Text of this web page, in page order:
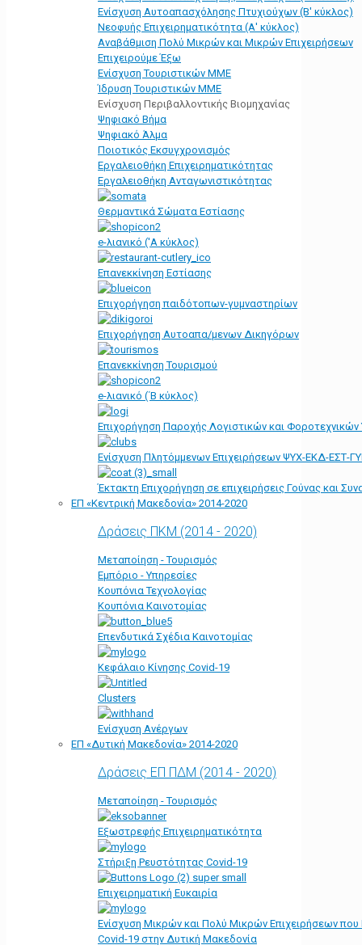
Ενίσχυση Αυτοαπασχόλησης Πτυχιούχων (Β' κύκλος)
Νεοφυής Επιχειρηματικότητα (Α' κύκλος)
Αναβάθμιση Πολύ Μικρών και Μικρών Επιχειρήσεων
Επιχειρούμε Έξω
Ενίσχυση Τουριστικών ΜΜΕ
Ίδρυση Τουριστικών ΜΜΕ
Ενίσχυση Περιβαλλοντικής Βιομηχανίας
Ψηφιακό Βήμα
Ψηφιακό Άλμα
Ποιοτικός Εκσυγχρονισμός
Εργαλειοθήκη Eπιχειρηματικότητας
Εργαλειοθήκη Ανταγωνιστικότητας
Θερμαντικά Σώματα Εστίασης
e-λιανικό ('Α κύκλος)
Επανεκκίνηση Εστίασης
Επιχορήγηση παιδότοπων-γυμναστηρίων
Επιχορήγηση Αυτοαπα/μενων Δικηγόρων
Επανεκκίνηση Τουρισμού
e-λιανικό (΄Β κύκλος)
Επιχορήγηση Παροχής Λογιστικών και
Ενίσχυση Πλητόμμενων Επιχειρήσεων ΨΥΧ-ΕΚΔ-ΕΣΤ-
Έκτακτη Επιχορήγηση σε επιχειρήσεις Γούνας και
ΕΠ «Kεντρική Μακεδονία» 2014-2020
Δράσεις ΠΚΜ (2014 - 2020)
Μεταποίηση - Τουρισμός
Εμπόριο - Υπηρεσίες
Κουπόνια Τεχνολογίας
Κουπόνια Καινοτομίας
Επενδυτικά Σχέδια Καινοτομίας
Κεφάλαιο Κίνησης Covid-19
Clusters
Ενίσχυση Ανέργων
ΕΠ «Δυτική Μακεδονία» 2014-2020
Δράσεις ΕΠ ΠΔΜ (2014 - 2020)
Μεταποίηση - Τουρισμός
Εξωστρεφής Επιχειρηματικότητα
Στήριξη Ρευστότητας Covid-19
Επιχειρηματική Ευκαιρία
Ενίσχυση Μικρών και Πολύ Μικρών Επιχειρήσεων
Covid-19 στην Δυτική Μακεδονία